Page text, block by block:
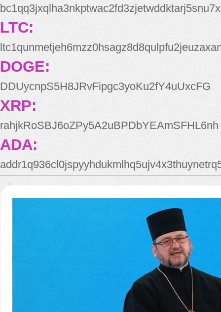
bc1qq3jxqlha3nkptwac2fd3zjetwddktarj5snu7x
LTC:
DOGE:
DDUycnpS5H8JRvFipgc3yoKu2fY4uUxcFG
XRP:
rahjkRoSBJ6oZPy5A2uBPDbYEAmSFHL6nh
ADA: